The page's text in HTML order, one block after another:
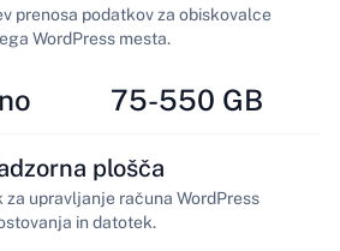
prenosa podatkov za obiskovalce
WordPress mesta.
75-550 GB
plošča
za upravljanje računa WordPress
in datotek.